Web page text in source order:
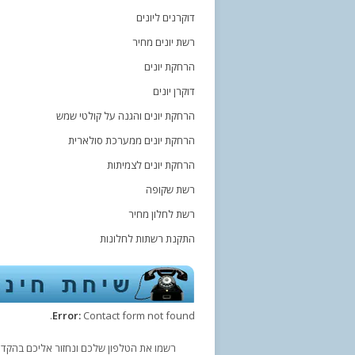
דוקרנים ליונים
רשת יונים מחיר
הרחקת יונים
דוקרן יונים
הרחקת יונים והגנה על קולטי שמש
הרחקת יונים ממערכת סולארית
הרחקת יונים לצמיתות
רשת שקופה
רשת לחלון מחיר
התקנת רשתות לחלונות
Error: Contact form not found.
רשמו את הטלפון שלכם ונחזור אליכם